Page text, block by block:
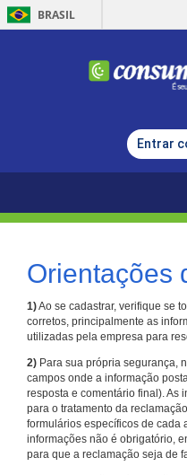
BRASIL
Entrar
Orientações
1)Ao se cadastrar, verifique se
corretos, principalmente as
utilizadas pela empresa para
2) Para sua própria segurança,
campos onde a informação
resposta e comentário final). As
para o tratamento da
formulários específicos de cada
informações não é obrigatório,
para que a reclamação seja de